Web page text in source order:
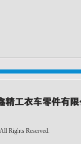
Rights Reserved.